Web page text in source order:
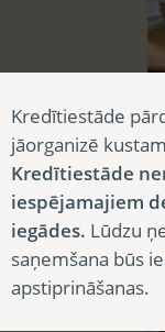
Kredītiestāde
jāorganizē
Kredītiestāde
iespējamajiem
iegādes. Lūdzu
saņemšana būs
apstiprināšanas.